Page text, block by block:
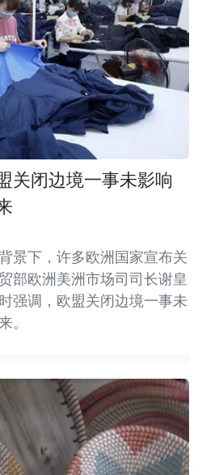
关闭边境一事未影响
景下，许多欧洲国家宣布关
部欧洲美洲市场司司长谢皇
强调，欧盟关闭边境一事未
。